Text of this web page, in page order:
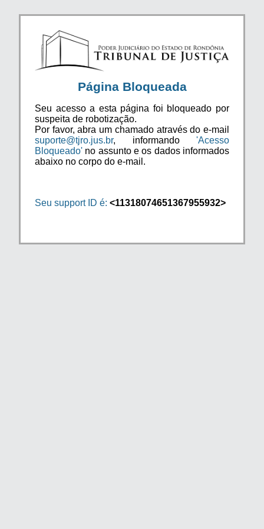
Página Bloqueada
Seu acesso a esta página foi bloqueado por
suspeita de robotização.
Por favor, abra um chamado através do e-mail
suporte@tjro.jus.br, informando 'Acesso
Bloqueado' no assunto e os dados informados
abaixo no corpo do e-mail.
Seu support ID é: <11318074651367955932>